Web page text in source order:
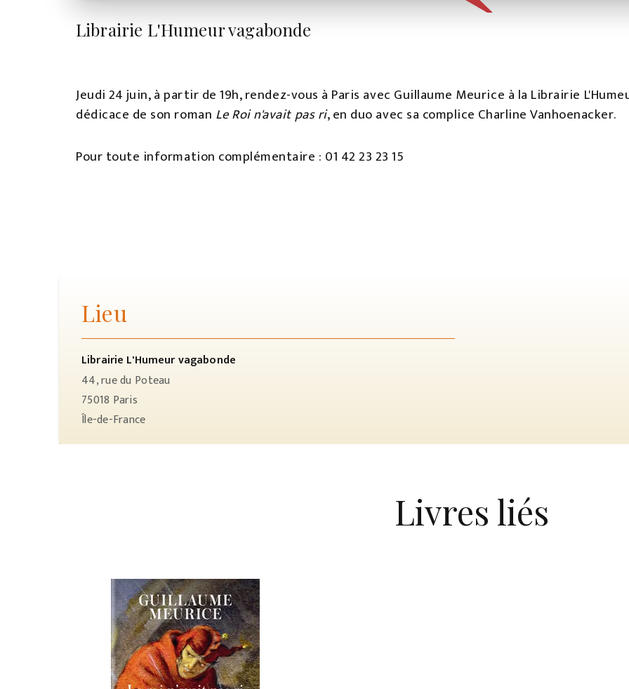
Librairie L'Humeur vagabonde
Jeudi 24 juin, à partir de 19h, rendez-vous à Paris avec Guillaume Meurice à la Librairie
dédicace de son roman Le Roi n'avait pas ri, en duo avec sa complice Charline Vanhoenacker.
Pour toute information complémentaire : 01 42 23 23 15
Lieu
Librairie L'Humeur vagabonde
44, rue du Poteau
75018 Paris
Île-de-France
Livres liés